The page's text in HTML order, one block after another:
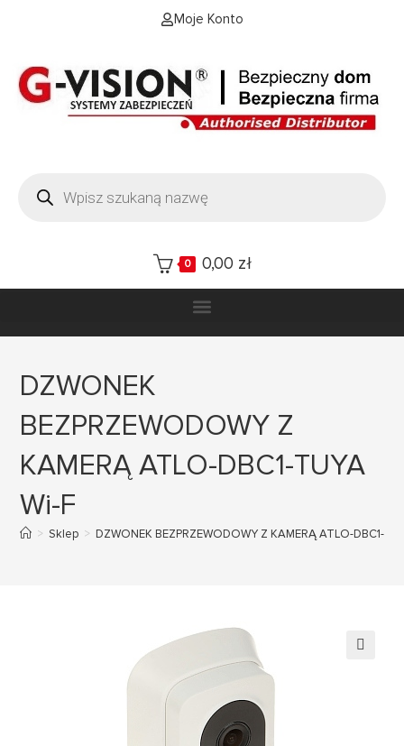
Moje Konto
0 0,00 zł
DZWONEK
BEZPRZEWODOWY Z
KAMERĄ ATLO-DBC1-TUYA
Wi-F
> Sklep > DZWONEK BEZPRZEWODOWY Z KAMERĄ ATLO-DBC1-